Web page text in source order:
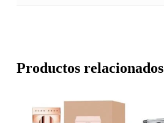
Productos relacionados